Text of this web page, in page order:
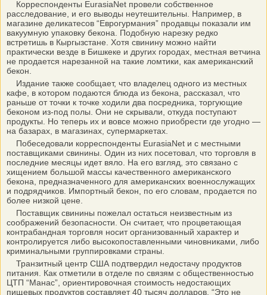
Корреспонденты EurasiaNet провели собственное
расследование, и его выводы неутешительны. Например, в
магазине деликатесов “Еврогурмания” продавцы показали им
вакуумную упаковку бекона. Подобную нарезку редко
встретишь в Кыргызстане. Хотя свинину можно найти
практически везде в Бишкеке и других городах, местная ветчина
не продается нарезанной на такие ломтики, как американский
бекон.
Издание также сообщает, что владелец одного из местных
кафе, в котором подаются блюда из бекона, рассказал, что
раньше от точки к точке ходили два посредника, торгующие
беконом из-под полы. Они не скрывали, откуда поступают
продукты. Но теперь их и вовсе можно приобрести где угодно —
на базарах, в магазинах, супермаркетах.
Побеседовали корреспонденты EurasiaNet и с местными
поставщиками свинины. Один из них посетовал, что торговля в
последние месяцы идет вяло. На его взгляд, это связано с
хищением большой массы качественного американского
бекона, предназначенного для американских военнослужащих
и подрядчиков. Импортный бекон, по его словам, продается по
более низкой цене.
Поставщик свинины пожелал остаться неизвестным из
соображений безопасности. Он считает, что процветающая
контрабандная торговля носит организованный характер и
контролируется либо высокопоставленными чиновниками, либо
криминальными группировками страны.
Транзитный центр США подтвердил недостачу продуктов
питания. Как отметили в отделе по связям с общественностью
ЦТП “Манас”, ориентировочная стоимость недостающих
пищевых продуктов составляет 40 тысяч долларов. “Это не